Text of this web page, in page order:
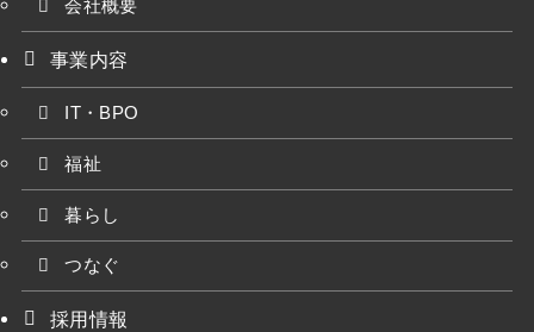
会社概要
事業内容
IT・BPO
福祉
暮らし
つなぐ
採用情報